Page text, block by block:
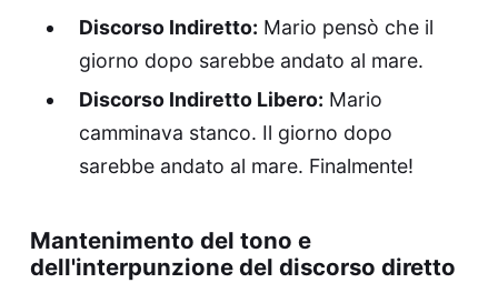
Discorso Indiretto: Mario pensò che il
giorno dopo sarebbe andato al mare.
Discorso Indiretto Libero: Mario
camminava stanco. Il giorno dopo
sarebbe andato al mare. Finalmente!
Mantenimento del tono e
dell'interpunzione del discorso diretto